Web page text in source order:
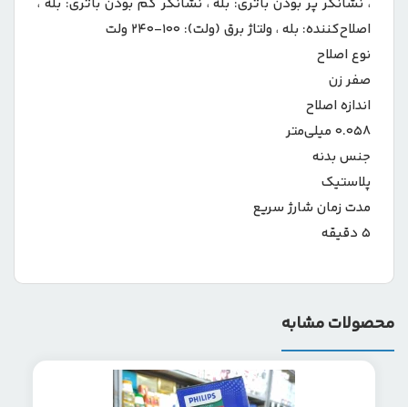
اصلاح‌کننده: بله ، ولتاژ برق (ولت): ۱۰۰-۲۴۰ ولت
نوع اصلاح
صفر زن
اندازه اصلاح
۰.۰۵۸ میلی‌متر
جنس بدنه
پلاستیک
مدت زمان شارژ سریع
۵ دقیقه
محصولات مشابه